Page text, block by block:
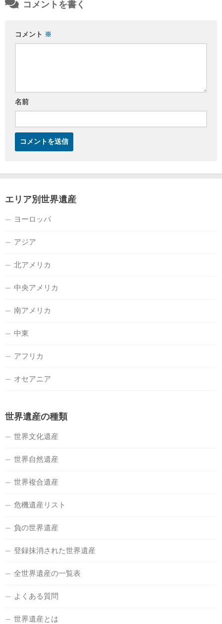
コメントを書く
コメント ※
名前
エリア別世界遺産
ヨーロッパ
アジア
北アメリカ
中央アメリカ
南アメリカ
中東
アフリカ
オセアニア
世界遺産の種類
世界文化遺産
世界自然遺産
世界複合遺産
危機遺産リスト
負の世界遺産
登録抹消された世界遺産
全世界遺産の一覧表
よくある質問
世界遺産とは